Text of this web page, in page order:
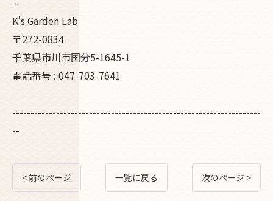
K's Garden Lab
〒272-0834
千葉県市川市国分5-1645-1
電話番号 : 047-703-7641
--------------------------------------------------------------------
--
< 前のページ 一覧に戻る 次のページ >